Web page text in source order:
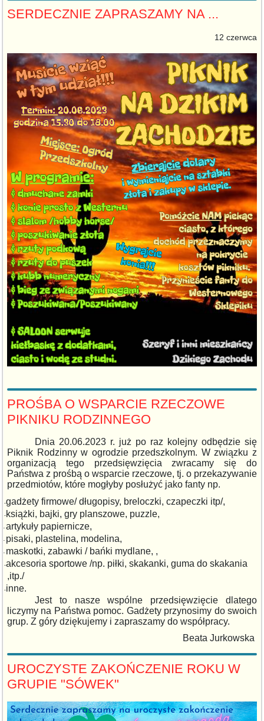
SERDECZNIE ZAPRASZAMY NA ...
12 czerwca
PROŚBA O WSPARCIE RZECZOWE
PIKNIKU RODZINNEGO
Dnia 20.06.2023 r. już po raz kolejny odbędzie się
Piknik Rodzinny w ogrodzie przedszkolnym. W związku z
organizacją tego przedsięwzięcia zwracamy się do
Państwa z prośbą o wsparcie rzeczowe, tj. o przekazywanie
przedmiotów, które mogłyby posłużyć jako fanty np.
gadżety firmowe/ długopisy, breloczki, czapeczki itp/,
książki, bajki, gry planszowe, puzzle,
artykuły papiernicze,
pisaki, plastelina, modelina,
maskotki, zabawki / bańki mydlane, ,
akcesoria sportowe /np. piłki, skakanki, guma do skakania
,itp./
inne.
Jest to nasze wspólne przedsięwzięcie dlatego
liczymy na Państwa pomoc. Gadżety przynosimy do swoich
grup. Z góry dziękujemy i zapraszamy do współpracy.
Beata Jurkowska
UROCZYSTE ZAKOŃCZENIE ROKU W
GRUPIE "SÓWEK"